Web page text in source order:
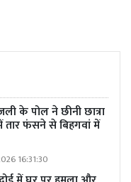
के पोल ने छीनी छात्रा
तार फंसने से बिहगवां में
16:31:30